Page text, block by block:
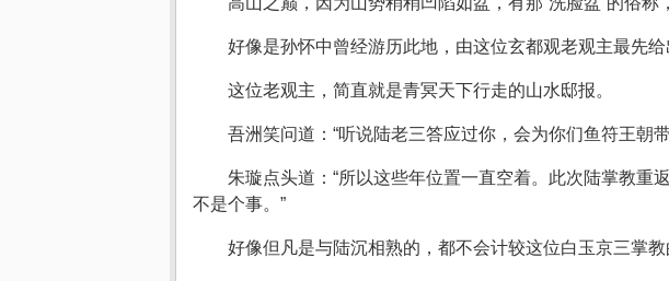
好像是孙怀中曾经游历此地，由这位玄都观老观主最先
这位老观主，简直就是青冥天下行走的山水邸报。
吾洲笑问道：“听说陆老三答应过你，会为你们鱼符王朝
朱璇点头道：“所以这些年位置一直空着。此次陆掌教
不是个事。”
好像但凡是与陆沉相熟的，都不会计较这位白玉京三掌教